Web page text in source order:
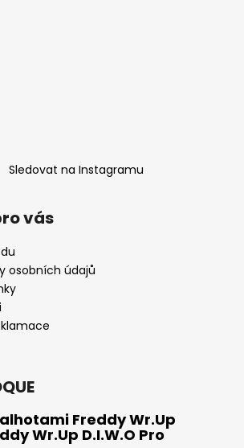
Sledovat na Instagramu
vás
osobních údajů
Freddy Wr.Up
Wr.Up D.I.W.O Pro